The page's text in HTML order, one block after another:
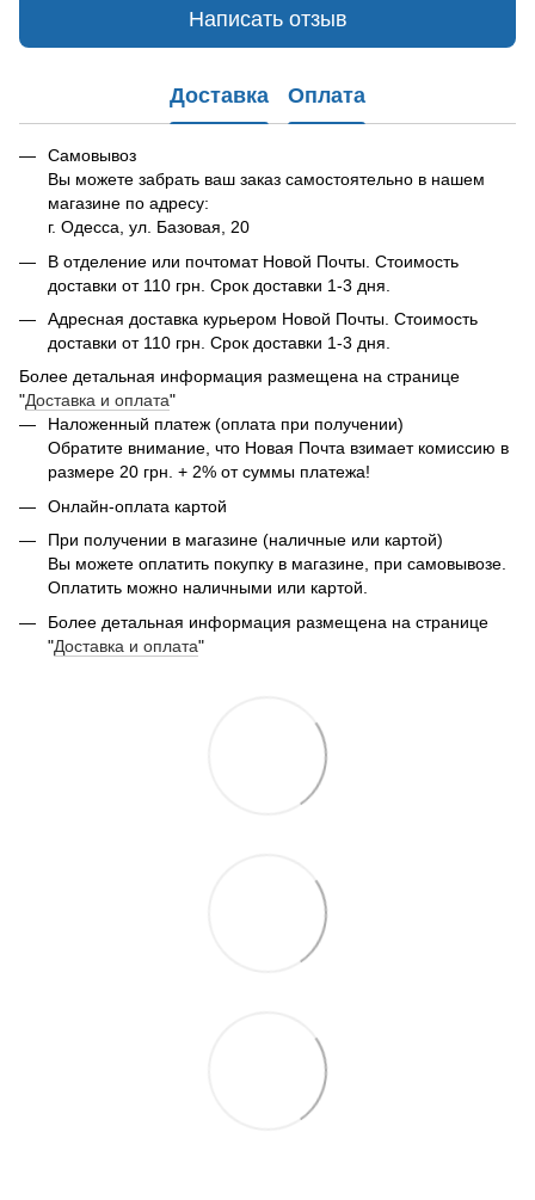
Написать отзыв
Доставка Оплата
Самовывоз
Вы можете забрать ваш заказ самостоятельно в нашем
магазине по адресу:
г. Одесса, ул. Базовая, 20
В отделение или почтомат Новой Почты. Стоимость
доставки от 110 грн. Срок доставки 1-3 дня.
Адресная доставка курьером Новой Почты. Стоимость
доставки от 110 грн. Срок доставки 1-3 дня.
Более детальная информация размещена на странице
"Доставка и оплата"
Наложенный платеж (оплата при получении)
Обратите внимание, что Новая Почта взимает комиссию в
размере 20 грн. + 2% от суммы платежа!
Онлайн-оплата картой
При получении в магазине (наличные или картой)
Вы можете оплатить покупку в магазине, при самовывозе.
Оплатить можно наличными или картой.
Более детальная информация размещена на странице
"Доставка и оплата"